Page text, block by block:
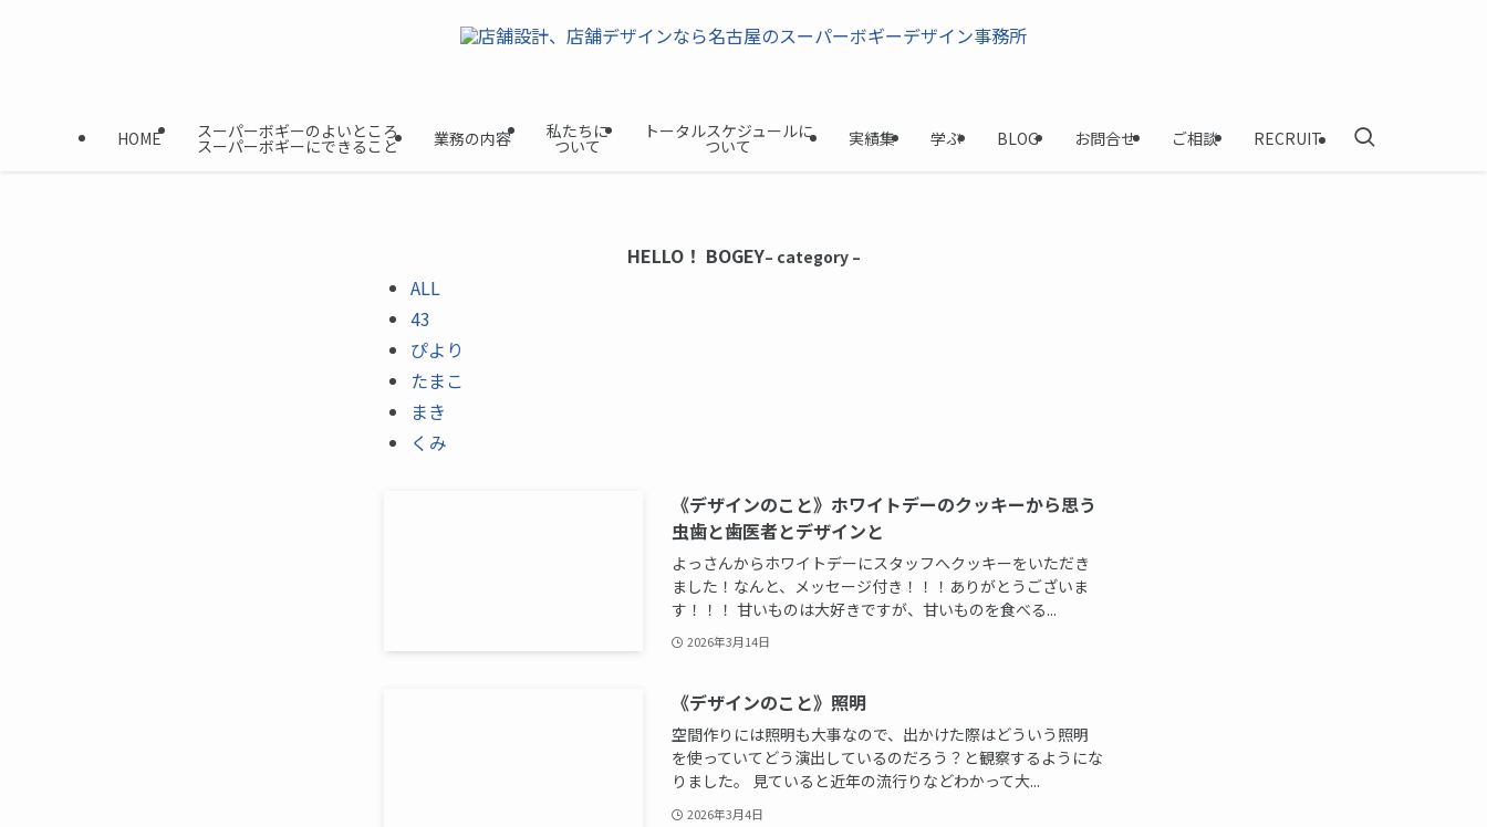
HOME スーパーボギーのよいところ
スーパーボギーにできること 業務の内容 私たちに
ついて
トータルスケジュールに
ついて 実績集 学ぶ BLOG お問合せ ご相談 RECRUIT
HELLO！ BOGEY– category –
ALL
43
ぴより
たまこ
まき
くみ
《デザインのこと》ホワイトデーのクッキーから思う
虫歯と歯医者とデザインと
よっさんからホワイトデーにスタッフへクッキーをいただき
ました！なんと、メッセージ付き！！！ありがとうございま
す！！！ 甘いものは大好きですが、甘いものを食べる...
2026年3月14日
《デザインのこと》照明
空間作りには照明も大事なので、出かけた際はどういう照明
を使っていてどう演出しているのだろう？と観察するようにな
りました。 見ていると近年の流行りなどわかって大...
2026年3月4日